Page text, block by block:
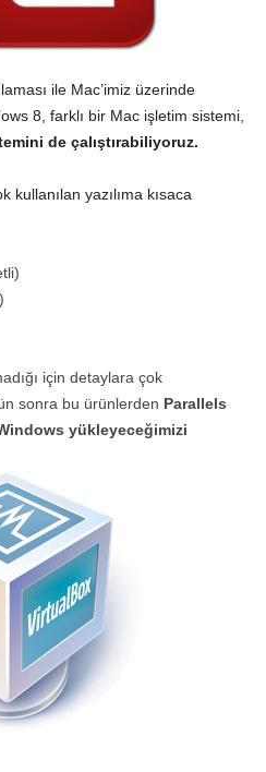
ile Mac’imiz üzerinde
8, farklı bir Mac işletim sistemi,
de çalıştırabiliyoruz.
kullanılan yazılıma kısaca
için detaylara çok
sonra bu ürünlerden Parallels
yükleyeceğimizi